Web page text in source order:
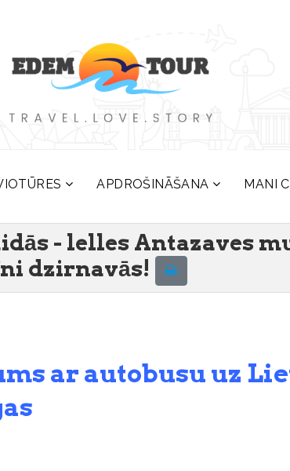
APDROŠINĀŠANA MANI
- lelles Antazaves
dzirnavās!
ar autobusu uz